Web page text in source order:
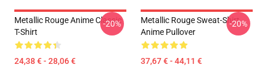
Metallic Rouge Anime Classic
T-Shirt
24,38 € - 28,06 €
-20%
Metallic Rouge Sweat-Shirt
Anime Pullover
37,67 € - 44,11 €
-20%